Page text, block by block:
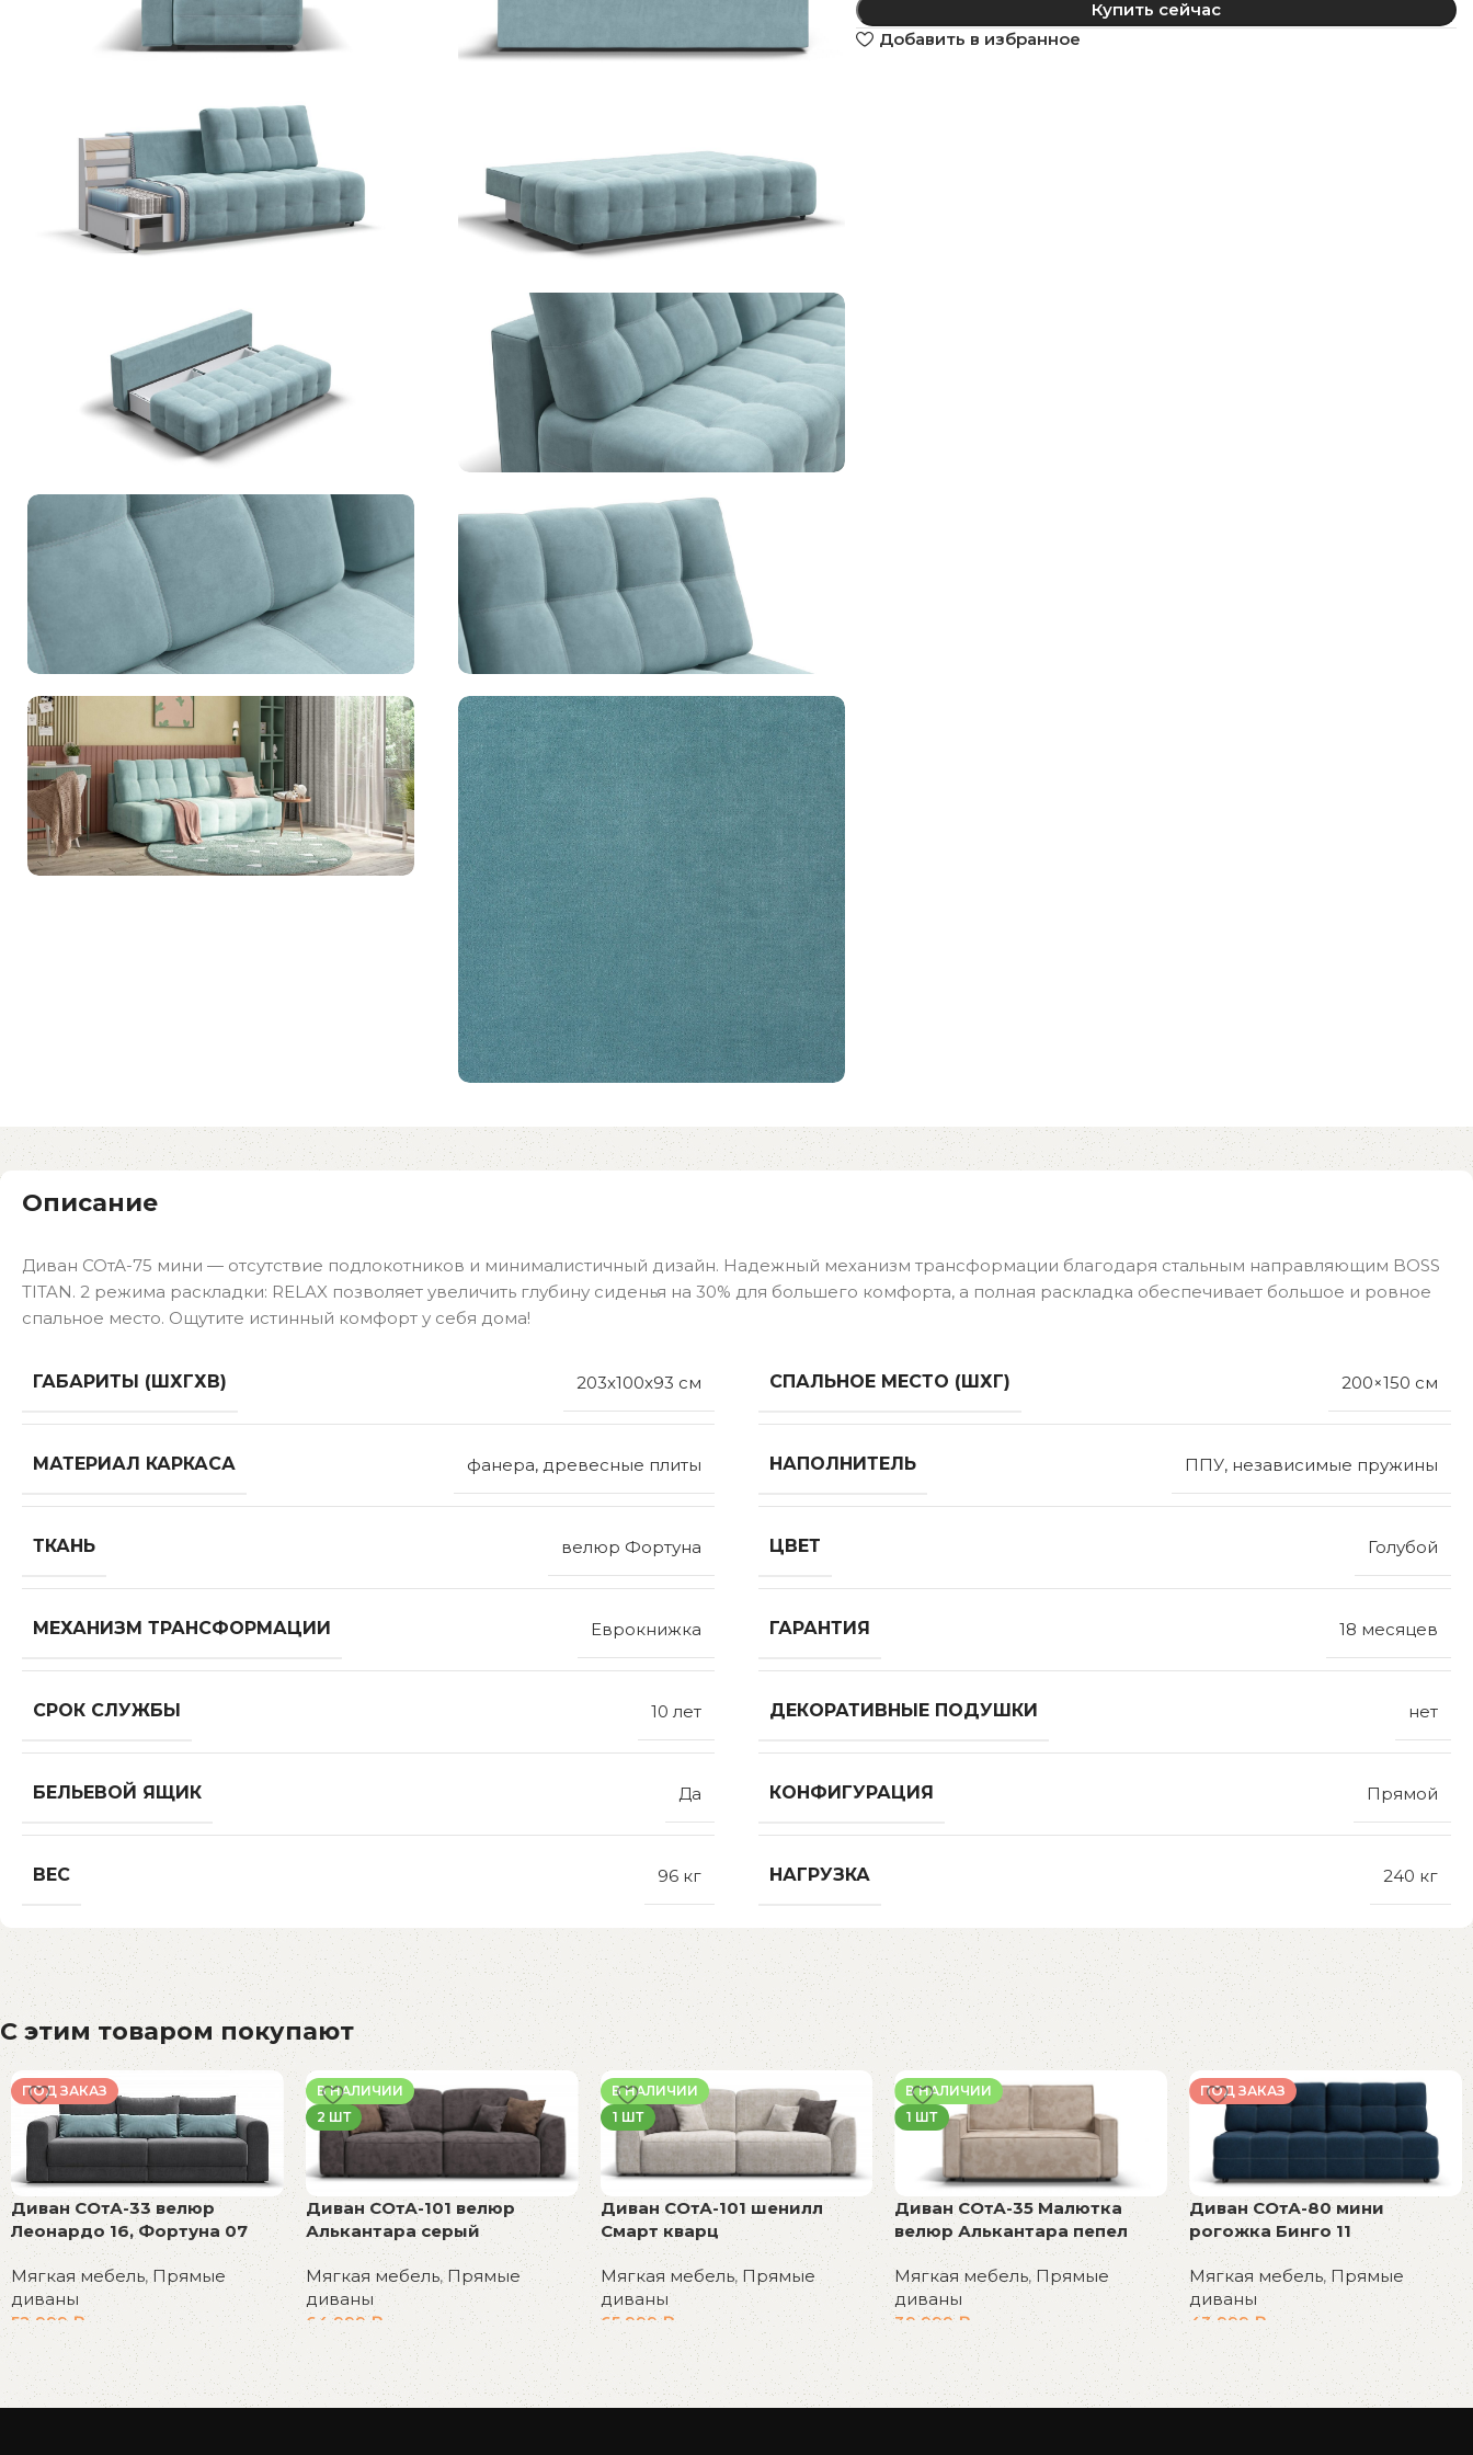
Купить сейчас
Добавить в избранное
Описание
Диван СОтА-75 мини — отсутствие подлокотников и минималистичный дизайн. Надежный механизм трансформации благодаря стальным направляющим BOSS
TITAN. 2 режима раскладки: RELAX позволяет увеличить глубину сиденья на 30% для большего комфорта, а полная раскладка обеспечивает большое и ровное
спальное место. Ощутите истинный комфорт у себя дома!
ГАБАРИТЫ (ШХГХВ) 203x100x93 см СПАЛЬНОЕ МЕСТО (ШХГ) 200×150 см
МАТЕРИАЛ КАРКАСА фанера, древесные плиты НАПОЛНИТЕЛЬ ППУ, независимые пружины
ТКАНЬ велюр Фортуна ЦВЕТ Голубой
МЕХАНИЗМ ТРАНСФОРМАЦИИ Еврокнижка ГАРАНТИЯ 18 месяцев
СРОК СЛУЖБЫ 10 лет ДЕКОРАТИВНЫЕ ПОДУШКИ нет
БЕЛЬЕВОЙ ЯЩИК Да КОНФИГУРАЦИЯ Прямой
ВЕС 96 кг НАГРУЗКА 240 кг
С этим товаром покупают
ПОД ЗАКАЗ
Диван СОтА-33 велюр
Леонардо 16, Фортуна 07
Мягкая мебель,Прямые
диваны
52 999 ₽
В корзину
В НАЛИЧИИ
2 ШТ
Диван СОтА-101 велюр
Алькантара серый
Мягкая мебель,Прямые
диваны
64 999₽
В корзину
В НАЛИЧИИ
1 ШТ
Диван СОтА-101 шенилл
Смарт кварц
Мягкая мебель, Прямые
диваны
65 999₽
В корзину
В НАЛИЧИИ
1 ШТ
Диван СОтА-35 Малютка
велюр Алькантара пепел
Мягкая мебель,Прямые
диваны
39 999 ₽
В корзину
ПОД ЗАКАЗ
Диван СОтА-80 мини
рогожка Бинго 11
Мягкая мебель,Прямые
диваны
43 999 ₽
В корзину
Read More